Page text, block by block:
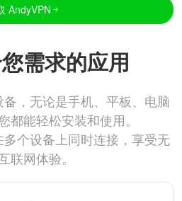
AndyVPN
需求的应用
，无论是手机、平板、电脑
都能轻松安装和使用。
个设备上同时连接，享受无
联网体验。